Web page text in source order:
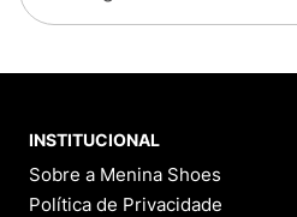
INSTITUCIONAL
Sobre a Menina Shoes
Política de Privacidade